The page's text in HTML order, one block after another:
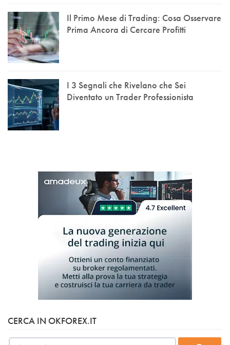
Il Primo Mese di Trading: Cosa Osservare
Prima Ancora di Cercare Profitti
I 3 Segnali che Rivelano che Sei
Diventato un Trader Professionista
CERCA IN OKFOREX.IT